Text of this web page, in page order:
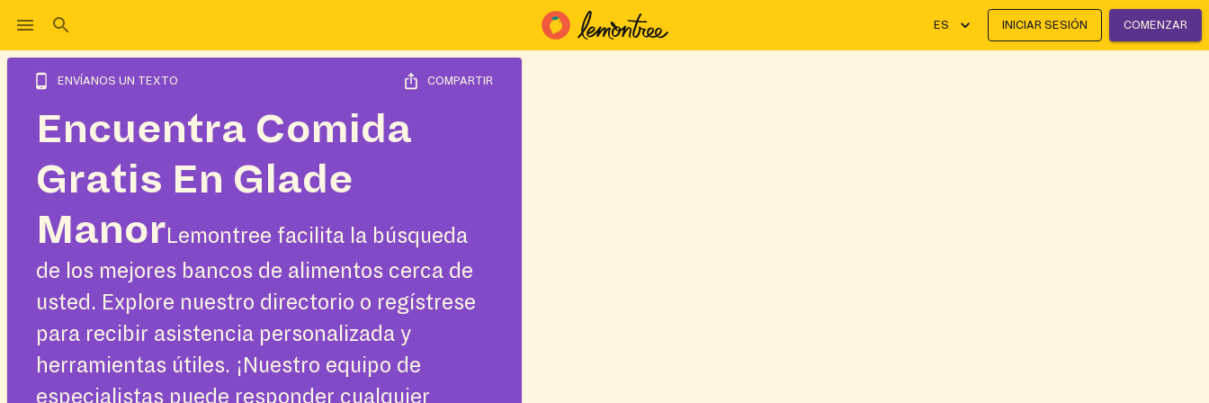
ES INICIAR SESIÓN COMENZAR
ENVÍANOS UN TEXTO COMPARTIR
Encuentra Comida
Gratis En Glade
Manor Lemontree facilita la búsqueda
de los mejores bancos de alimentos cerca de
usted. Explore nuestro directorio o regístrese
para recibir asistencia personalizada y
herramientas útiles. ¡Nuestro equipo de
especialistas puede responder cualquier